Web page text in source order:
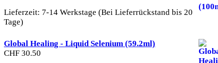
Lieferzeit: 7-14 Werkstage (Bei Lieferrückstand bis 20
Tage)
Global Healing - Liquid Selenium (59.2ml)
CHF 30.50